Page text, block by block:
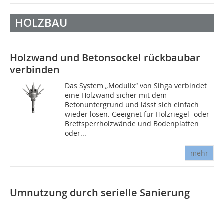
HOLZBAU
Holzwand und Betonsockel rückbaubar
verbinden
Das System „Modulix“ von Sihga verbindet
eine Holzwand sicher mit dem
Betonuntergrund und lässt sich einfach
wieder lösen. Geeignet für Holzriegel- oder
Brettsperrholzwände und Bodenplatten
oder...
mehr
Umnutzung durch serielle Sanierung